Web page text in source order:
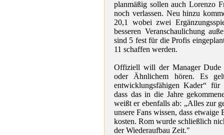
planmäßig sollen auch Lorenzo
noch verlassen. Neu hinzu
20,1 wobei zwei
besseren Veranschaulichung
sind 5 fest für die Profis
11 schaffen werden.
Offiziell will der Manager Dude
oder Ähnlichem hören. Es
entwicklungsfähigen Kader“
dass das in die Jahre
weißt er ebenfalls ab: „Alles zur
unsere Fans wissen, dass
kosten. Rom wurde schließlich
der Wiederaufbau Zeit."